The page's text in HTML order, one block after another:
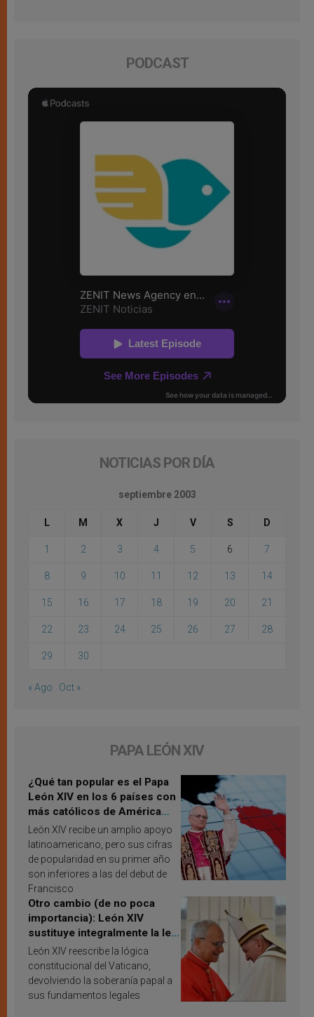
PODCAST
NOTICIAS POR DÍA
septiembre 2003
L M X J V S D
1 2 3 4 5 6 7
8 9 10 11 12 13 14
15 16 17 18 19 20 21
22 23 24 25 26 27 28
29 30
« Ago Oct »
PAPA LEÓN XIV
¿Qué tan popular es el Papa
León XIV en los 6 países con
más católicos de América
Latina en 2026? Publican
resultados de investigación
León XIV recibe un amplio apoyo
latinoamericano, pero sus cifras
de popularidad en su primer año
son inferiores a las del debut de
Francisco
Otro cambio (de no poca
importancia): León XIV
sustituye integralmente la ley
vaticana de Papa Francisco
León XIV reescribe la lógica
constitucional del Vaticano,
devolviendo la soberanía papal a
sus fundamentos legales